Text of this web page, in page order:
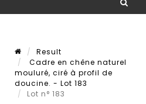
Result
Cadre en chêne naturel
mouluré, ciré à profil de
doucine. - Lot 183
Lot n° 183